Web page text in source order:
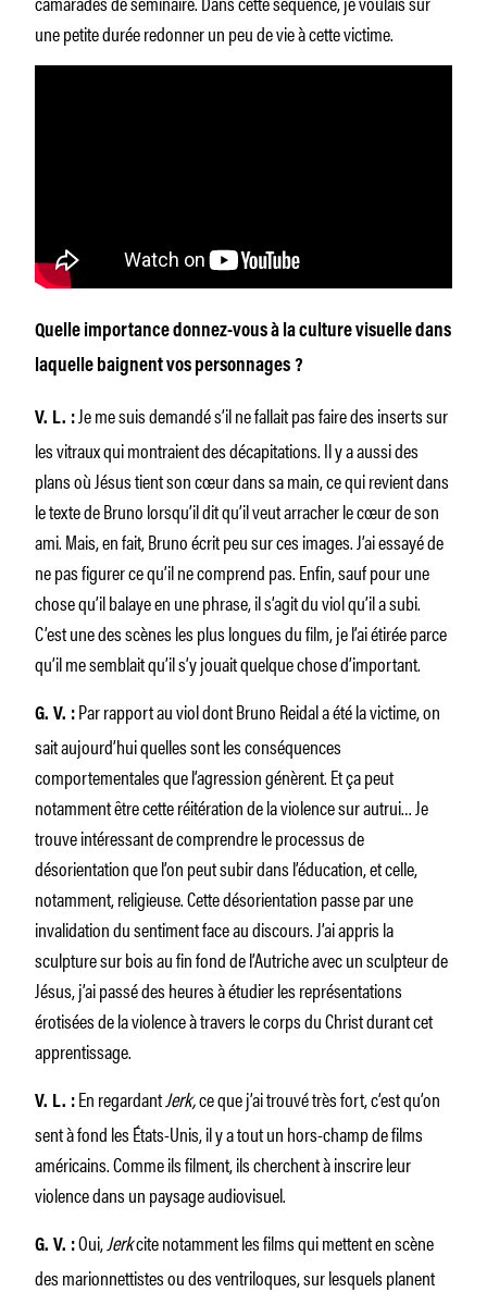
une petite durée redonner un peu de vie à cette victime.
Quelle importance donnez-vous à la culture visuelle dans
laquelle baignent vos personnages ?
V. L. : Je me suis demandé s’il ne fallait pas faire des inserts sur
les vitraux qui montraient des décapitations. Il y a aussi des
plans où Jésus tient son cœur dans sa main, ce qui revient dans
le texte de Bruno lorsqu’il dit qu’il veut arracher le cœur de son
ami. Mais, en fait, Bruno écrit peu sur ces images. J’ai essayé de
ne pas figurer ce qu’il ne comprend pas. Enfin, sauf pour une
chose qu’il balaye en une phrase, il s’agit du viol qu’il a subi.
C’est une des scènes les plus longues du film, je l’ai étirée parce
qu’il me semblait qu’il s’y jouait quelque chose d’important.
G. V. : Par rapport au viol dont Bruno Reidal a été la victime, on
sait aujourd’hui quelles sont les conséquences
comportementales que l’agression génèrent. Et ça peut
notamment être cette réitération de la violence sur autrui… Je
trouve intéressant de comprendre le processus de
désorientation que l’on peut subir dans l’éducation, et celle,
notamment, religieuse. Cette désorientation passe par une
invalidation du sentiment face au discours. J’ai appris la
sculpture sur bois au fin fond de l’Autriche avec un sculpteur de
Jésus, j’ai passé des heures à étudier les représentations
érotisées de la violence à travers le corps du Christ durant cet
apprentissage.
V. L. : En regardantJerk,ce que j’ai trouvé très fort, c’est qu’on
sent à fond les États-Unis, il y a tout un hors-champ de films
américains. Comme ils filment, ils cherchent à inscrire leur
violence dans un paysage audiovisuel.
G. V. :Oui,Jerkcite notamment les films qui mettent en scène
des marionnettistes ou des ventriloques, sur lesquels planent